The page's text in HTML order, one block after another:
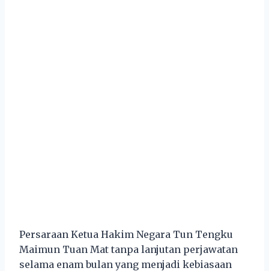
Persaraan Ketua Hakim Negara Tun Tengku
Maimun Tuan Mat tanpa lanjutan perjawatan
selama enam bulan yang menjadi kebiasaan